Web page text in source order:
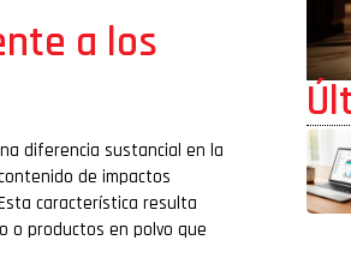
a los
diferencia sustancial en la
de impactos
característica resulta
o productos en polvo que